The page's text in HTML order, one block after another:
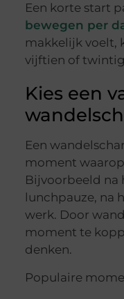
Een korte start
bewegen per
makkelijk voelt,
vijftien of
Kies een
Een
moment
Bijvoorbeeld na
lunchpauze, na
werk. Door
moment te
denken.
Populaire